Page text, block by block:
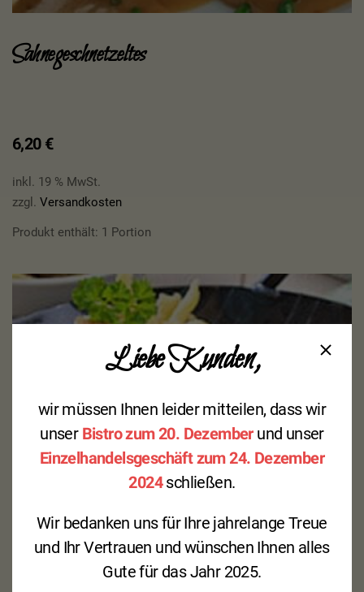
Sahnegeschnetzeltes
6,20 €
inkl. 19 % MwSt.
zzgl. Versandkosten
Produkt enthält: 1 Portion
Liebe Kunden,
wir müssen Ihnen leider mitteilen, dass wir
unser Bistro zum 20. Dezemberund unser
Einzelhandelsgeschäft zum 24. Dezember
2024schließen.
Wir bedanken uns für Ihre jahrelange Treue
und Ihr Vertrauen und wünschen Ihnen alles
Gute für das Jahr 2025.